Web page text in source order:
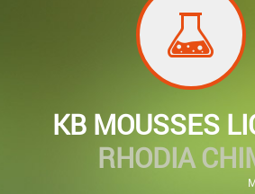
KB MOUSSES
RHODIA